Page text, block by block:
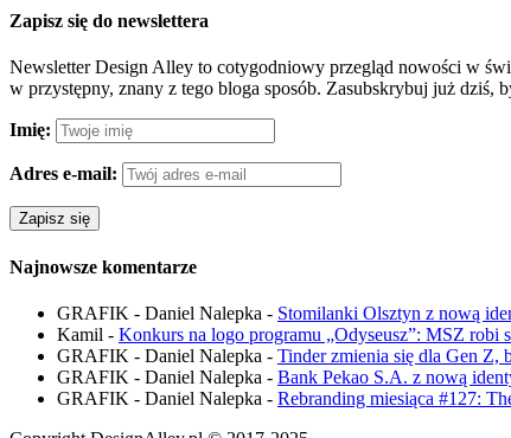
Zapisz się do newslettera
Newsletter Design Alley to cotygodniowy przegląd nowości w
w przystępny, znany z tego bloga sposób. Zasubskrybuj już
Imię:
Adres e-mail:
Najnowsze komentarze
GRAFIK - Daniel Nalepka - Stomilanki Olsztyn z nową
Kamil - Konkurs na logo programu „Odyseusz”: MSZ robi
GRAFIK - Daniel Nalepka - Tinder zmienia się dla Gen Z,
GRAFIK - Daniel Nalepka - Bank Pekao S.A. z nową
GRAFIK - Daniel Nalepka - Rebranding miesiąca #127: